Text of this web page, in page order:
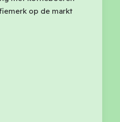
op de markt